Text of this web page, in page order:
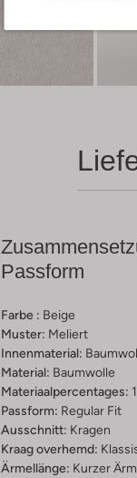
Passform
Farbe : Beige
Muster: Meliert
Innenmaterial:
Material: Baumwolle
Materiaalpercentages:
Passform: Regular Fit
Ausschnitt: Kragen
Kraag overhemd:
Ärmellänge: Kurzer